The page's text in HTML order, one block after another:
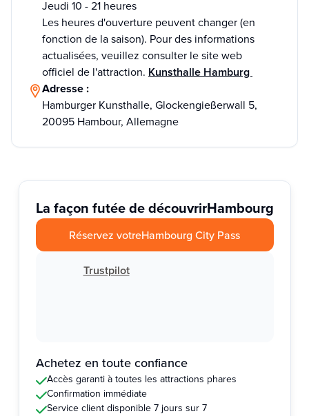
Jeudi 10 - 21 heures
Les heures d'ouverture peuvent changer (en
fonction de la saison). Pour des informations
actualisées, veuillez consulter le site web
officiel de l'attraction. Kunsthalle Hamburg
Adresse :
Hamburger Kunsthalle, Glockengießerwall 5,
20095 Hambour, Allemagne
La façon futée de découvrirHambourg
Réservez votreHambourg City Pass
Trustpilot
Achetez en toute confiance
Accès garanti à toutes les attractions phares
Confirmation immédiate
Service client disponible 7 jours sur 7